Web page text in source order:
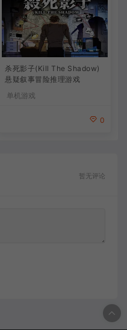
杀死影子(Kill The Shadow)
悬疑叙事冒险推理游戏
单机游戏
0
暂无评论